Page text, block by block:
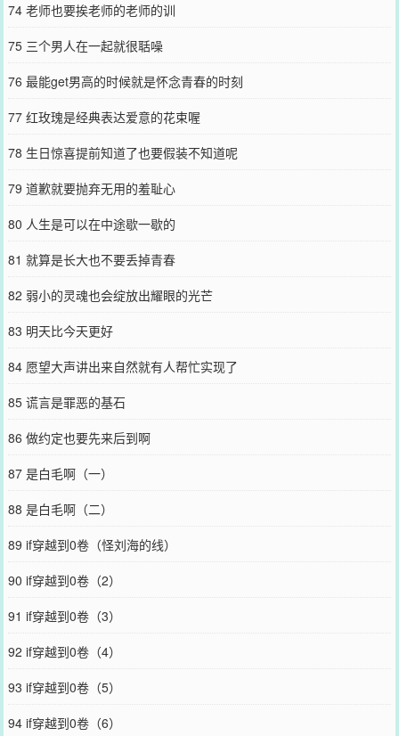
74 老师也要挨老师的老师的训
75 三个男人在一起就很聒噪
76 最能get男高的时候就是怀念青春的时刻
77 红玫瑰是经典表达爱意的花束喔
78 生日惊喜提前知道了也要假装不知道呢
79 道歉就要抛弃无用的羞耻心
80 人生是可以在中途歇一歇的
81 就算是长大也不要丢掉青春
82 弱小的灵魂也会绽放出耀眼的光芒
83 明天比今天更好
84 愿望大声讲出来自然就有人帮忙实现了
85 谎言是罪恶的基石
86 做约定也要先来后到啊
87 是白毛啊（一）
88 是白毛啊（二）
89 if穿越到0卷（怪刘海的线）
90 if穿越到0卷（2）
91 if穿越到0卷（3）
92 if穿越到0卷（4）
93 if穿越到0卷（5）
94 if穿越到0卷（6）